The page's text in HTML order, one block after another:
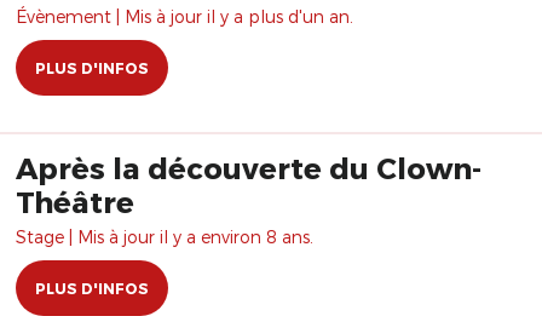
Évènement | Mis à jour il y a plus d'un an.
PLUS D'INFOS
Après la découverte du Clown-
Théâtre
Stage | Mis à jour il y a environ 8 ans.
PLUS D'INFOS